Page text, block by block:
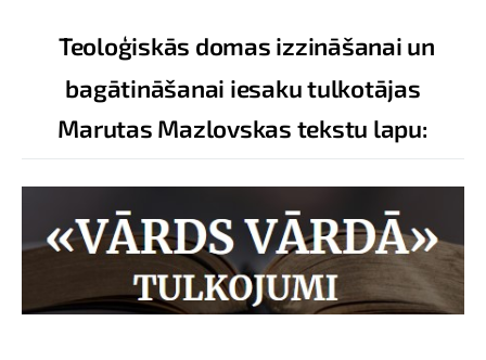
Teoloģiskās domas izzināšanai un
bagātināšanai iesaku tulkotājas
Marutas Mazlovskas tekstu lapu: